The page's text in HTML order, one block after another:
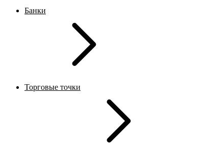
Банки
Торговые точки